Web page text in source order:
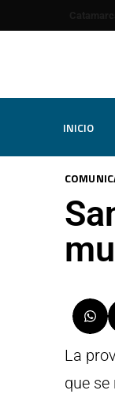
INICIO
La
que